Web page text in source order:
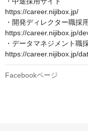
https://career.nijibox.jp/
・開発ディレクター職採
https://career.nijibox.jp/
・データマネジメント職
https://career.nijibox.jp/
Facebookページ